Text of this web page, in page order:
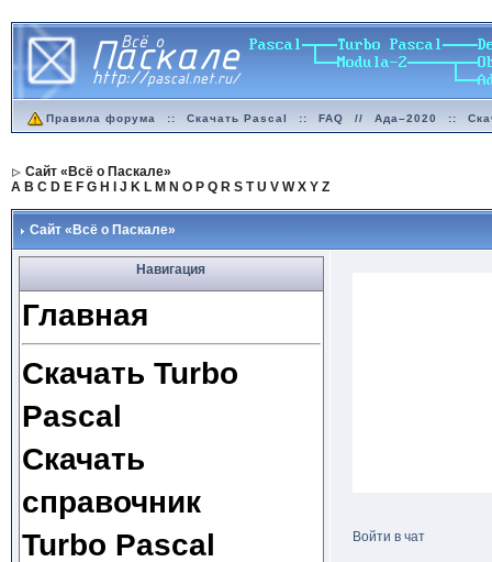
Правила форума :: Скачать Pascal :: FAQ // Ада–2020 ::
Сайт «Всё о Паскале»
A B C D E F G H J K L M N O P Q R S T U V W X Y Z
Сайт «Всё о Паскале»
Навигация
Главная
Скачать Turbo
Pascal
Скачать
справочник
Turbo Pascal
Войти в чат